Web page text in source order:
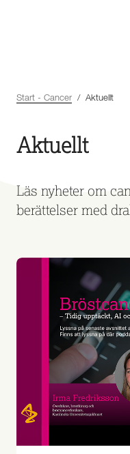
Start - Cancer Aktuellt
Aktuellt
Läs nyheter om
berättelser med